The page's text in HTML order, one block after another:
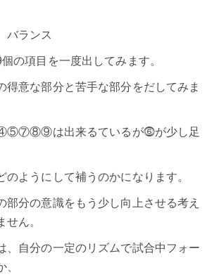
バランス
の項目を一度出してみます。
得意な部分と苦手な部分をだしてみま
は出来るているが⓺が少し足
ようにして補うのかになります。
部分の意識をもう少し向上させる考え
せん。
、自分の一定のリズムで試合中フォー
、